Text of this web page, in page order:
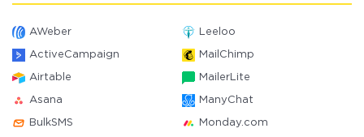
AWeber Leeloo
ActiveCampaign MailChimp
Airtable MailerLite
Asana ManyChat
BulkSMS Monday.com